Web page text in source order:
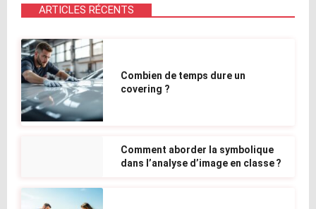
ARTICLES RÉCENTS
Combien de temps dure un
covering ?
Comment aborder la symbolique
dans l’analyse d’image en classe ?